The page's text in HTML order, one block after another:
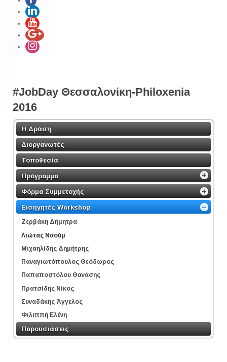
#JobDay Θεσσαλονίκη-Philoxenia
2016
Η Δράση
Διοργανωτές
Τοποθεσία
Πρόγραμμα
Φόρμα Συμμετοχής
Εισηγητές Workshop
Ζερβάκη Δήμητρα
Λιώτας Ναούμ
Μιχαηλίδης Δημήτρης
Παναγιωτόπουλος Θεόδωρος
Παπαποστόλου Θανάσης
Πρατσίδης Νίκος
Συναδάκης Άγγελος
Φιλιππή Ελένη
Παρουσιάσεις